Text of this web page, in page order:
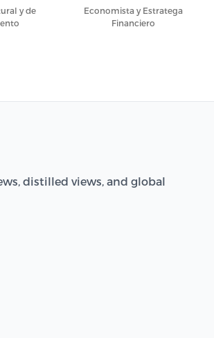
y de
Economista y Estratega
Financiero
distilled views, and global